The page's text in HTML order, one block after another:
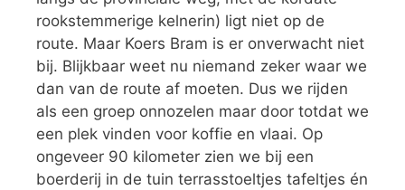
rookstemmerige kelnerin) ligt niet op de
route. Maar Koers Bram is er onverwacht niet
bij. Blijkbaar weet nu niemand zeker waar we
dan van de route af moeten. Dus we rijden
als een groep onnozelen maar door totdat we
een plek vinden voor koffie en vlaai. Op
ongeveer 90 kilometer zien we bij een
boerderij in de tuin terrasstoeltjes tafeltjes én